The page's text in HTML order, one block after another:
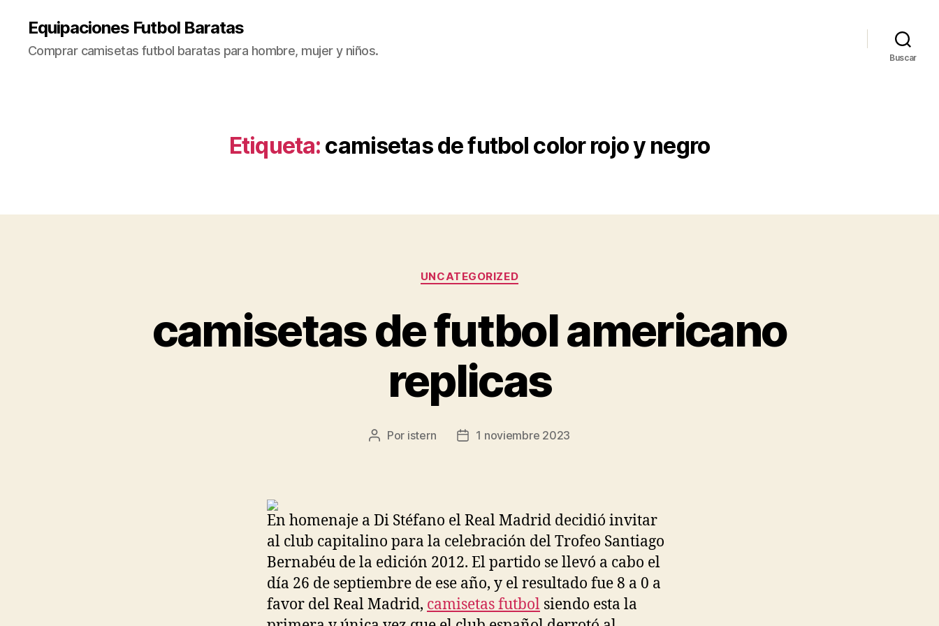
Equipaciones Futbol Baratas
Comprar camisetas futbol baratas para hombre, mujer y niños. Buscar
Etiqueta: camisetas de futbol color rojo y negro
Categorías
UNCATEGORIZED
camisetas de futbol americano
replicas
Autor
Por istern
Fecha1 noviembre 2023
En homenaje a Di Stéfano el Real Madrid decidió invitar
al club capitalino para la celebración del Trofeo Santiago
Bernabéu de la edición 2012. El partido se llevó a cabo el
día 26 de septiembre de ese año, y el resultado fue 8 a 0 a
favor del Real Madrid, camisetas futbol siendo esta la